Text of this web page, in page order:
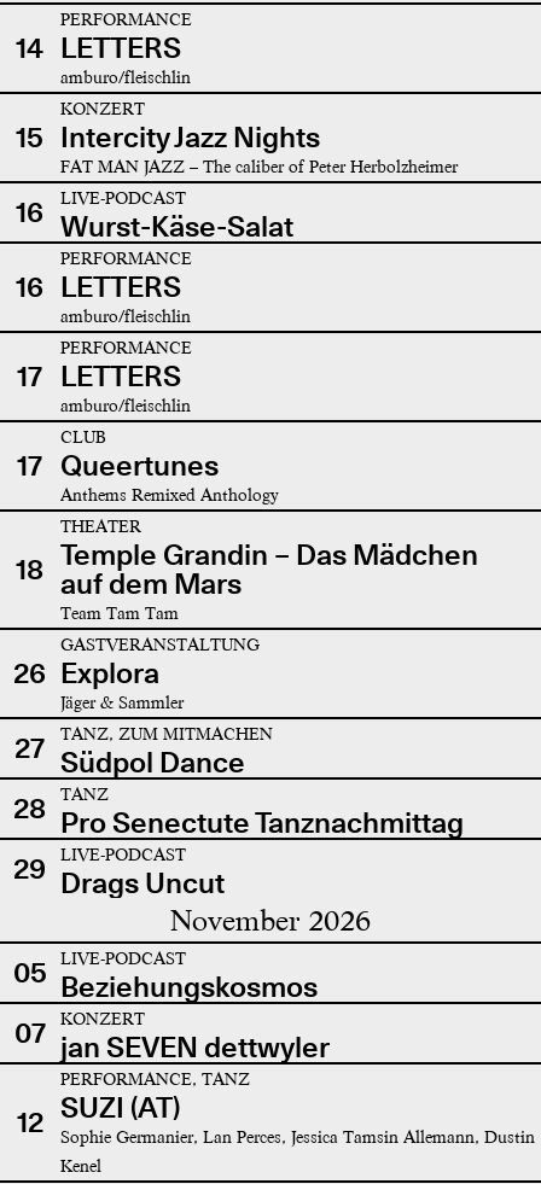
14
PERFORMANCE
LETTERS
amburo/fleischlin
15
KONZERT
Intercity Jazz Nights
FAT MAN JAZZ – The caliber of Peter Herbolzheimer
16 LIVE-PODCAST
Wurst-Käse-Salat
16
PERFORMANCE
LETTERS
amburo/fleischlin
17
PERFORMANCE
LETTERS
amburo/fleischlin
17
CLUB
Queertunes
Anthems Remixed Anthology
18
THEATER
Temple Grandin – Das Mädchen
auf dem Mars
Team Tam Tam
26
GASTVERANSTALTUNG
Explora
Jäger & Sammler
27 TANZ, ZUM MITMACHEN
Südpol Dance
28
TANZ
Pro Senectute Tanznachmittag
29
LIVE-PODCAST
Drags Uncut
November 2026
05 LIVE-PODCAST
Beziehungskosmos
07
KONZERT
jan SEVEN dettwyler
12
PERFORMANCE, TANZ
SUZI (AT)
Sophie Germanier, Lan Perces, Jessica Tamsin Allemann, Dustin
Kenel